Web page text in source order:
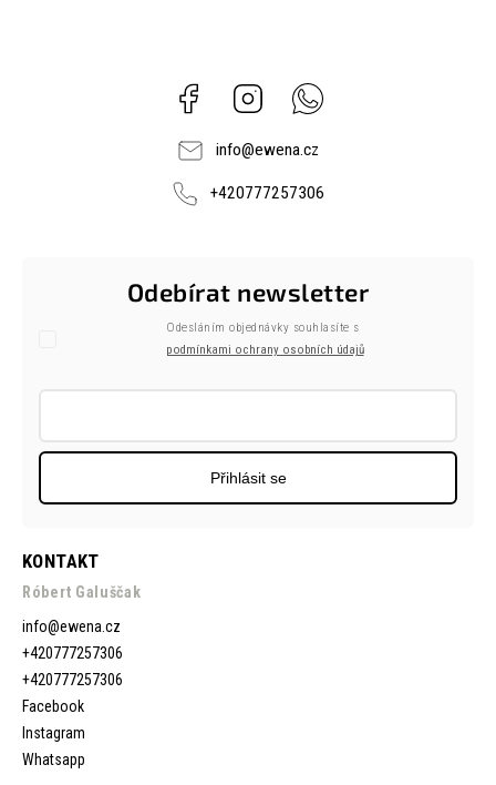
Facebook Instagram
info@ewena.cz
+420777257306
KONTAKT
Róbert Galuščak
info@ewena.cz
+420777257306
+420777257306
Facebook
Instagram
Whatsapp
Odebírat newsletter
Odesláním objednávky souhlasíte s
podmínkami ochrany osobních údajů
Přihlásit se